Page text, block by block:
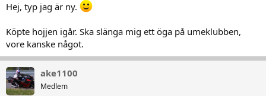
Hej, typ jag är ny.
Köpte hojjen igår. Ska slänga mig ett öga på umeklubben,
vore kanske något.
ake1100
Medlem